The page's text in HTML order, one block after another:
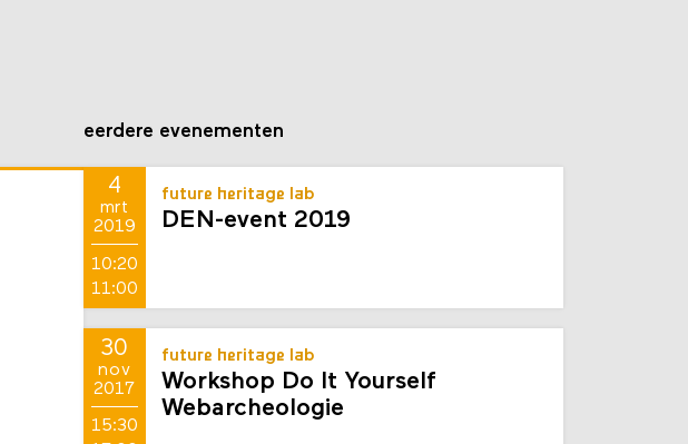
4
mrt
2019
10:20
future heritage lab
30
nov
2017
future heritage lab
Workshop Do It Yourself